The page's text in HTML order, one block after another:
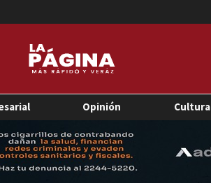
Opinión Cultura